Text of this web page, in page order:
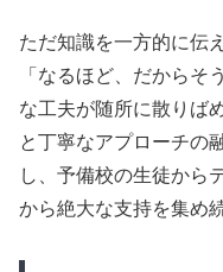
ただ知識を一方的に伝
「なるほど、だからそ
な工夫が随所に散りば
と丁寧なアプローチの
し、予備校の生徒から
から絶大な支持を集め